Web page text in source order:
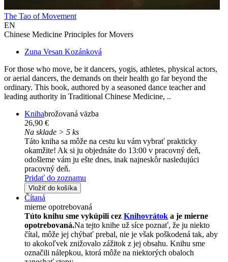
The Tao of Movement
EN
Chinese Medicine Principles for Movers
Zuna Vesan Kozánková
For those who move, be it dancers, yogis, athletes, physical actors,
or aerial dancers, the demands on their health go far beyond the
ordinary. This book, authored by a seasoned dance teacher and
leading authority in Traditional Chinese Medicine, ..
Knihabrožovaná väzba
26,90 €
Na sklade > 5 ks
Táto kniha sa môže na cestu ku vám vybrať prakticky
okamžite! Ak si ju objednáte do 13:00 v pracovný deň,
odošleme vám ju ešte dnes, inak najneskôr nasledujúci
pracovný deň.
Pridať do zoznamu
Vložiť do košíka
Čítaná
mierne opotrebovaná
Túto knihu sme vykúpili cez Knihovrátok a je mierne
opotrebovaná.Na tejto knihe už síce poznať, že ju niekto
čítal, môže jej chýbať prebal, nie je však poškodená tak, aby
to akokoľvek znižovalo zážitok z jej obsahu. Knihu sme
označili nálepkou, ktorá môže na niektorých obaloch